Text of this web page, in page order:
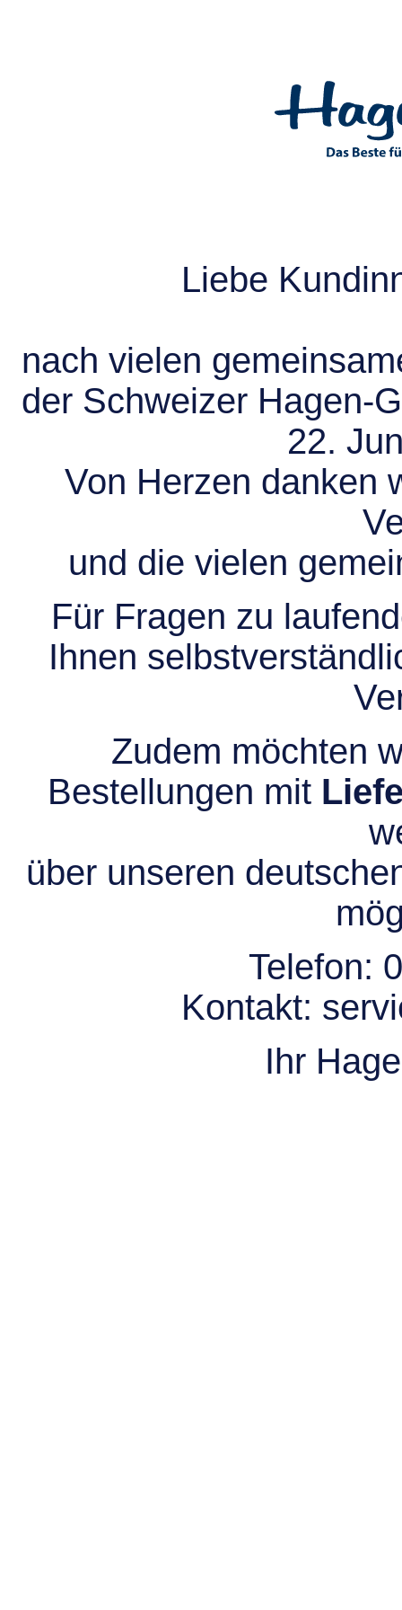
Liebe
nach vielen
der Schweizer Hagen-
22.
Von Herzen danken
und die vielen
Für Fragen zu
Ihnen
Zudem möchten
Bestellungen mit
über unseren
Telefon:
Kontakt:
Ihr